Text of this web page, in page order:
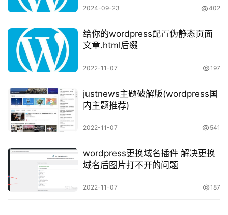
2024-09-23 402
给你的wordpress配置伪静态页面
文章.html后缀
2022-11-07 197
justnews主题破解版(wordpress国
内主题推荐)
2022-11-07 541
wordpress更换域名插件 解决更换
域名后图片打不开的问题
2022-11-07 187